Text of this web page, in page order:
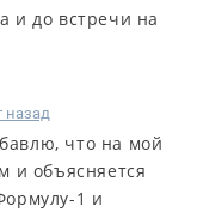
и до встречи на
назад
что на мой
и объясняется
1 и